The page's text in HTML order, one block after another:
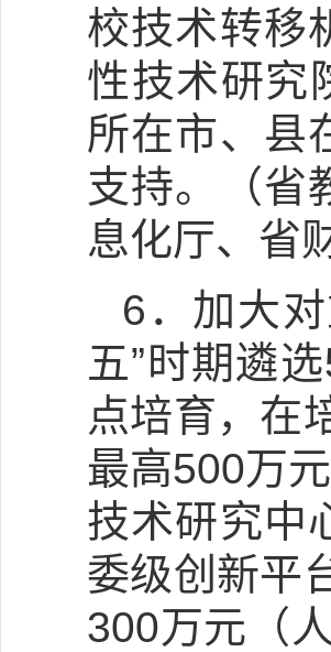
校技术转移
性技术研究
所在市、县
支持。（省
息化厅、省
6．加大
五”时期遴
点培育，在
最高500万
技术研究中
委级创新平
300万元（